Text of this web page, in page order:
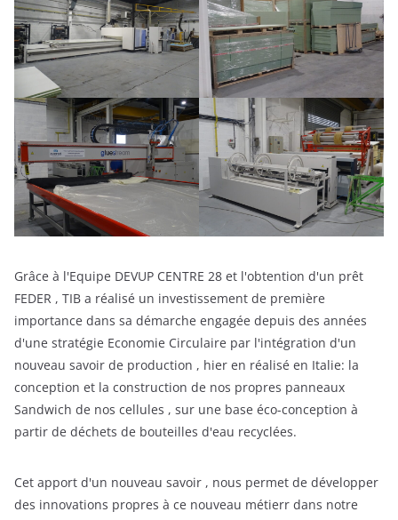
Grâce à l'Equipe DEVUP CENTRE 28 et l'obtention d'un prêt
FEDER , TIB a réalisé un investissement de première
importance dans sa démarche engagée depuis des années
d'une stratégie Economie Circulaire par l'intégration d'un
nouveau savoir de production , hier en réalisé en Italie: la
conception et la construction de nos propres panneaux
Sandwich de nos cellules , sur une base éco-conception à
partir de déchets de bouteilles d'eau recyclées.
Cet apport d'un nouveau savoir , nous permet de développer
des innovations propres à ce nouveau métierr dans notre